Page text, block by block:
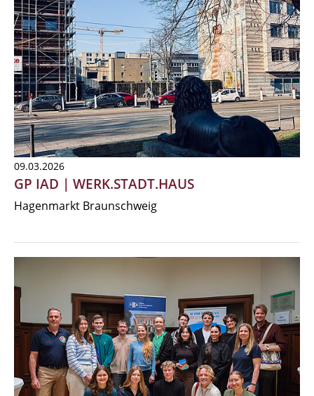
09.03.2026
GP IAD | WERK.STADT.HAUS
Hagenmarkt Braunschweig